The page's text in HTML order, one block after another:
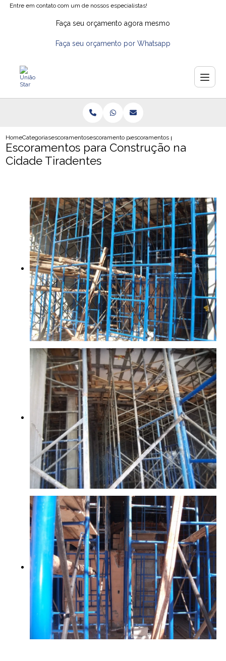
Entre em contato com um de nossos especialistas!
Faça seu orçamento agora mesmo
Faça seu orçamento por Whatsapp
HomeCategoriasescoramentosescoramento para construcaoescoramentos para construcao na
Escoramentos para Construção na
Cidade Tiradentes